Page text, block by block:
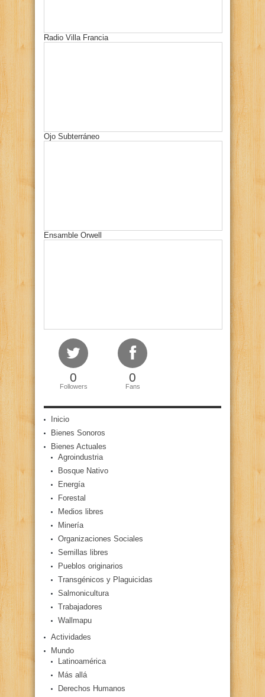
Radio Villa Francia
Ojo Subterráneo
Ensamble Orwell
0
Followers
0
Fans
Inicio
Bienes Sonoros
Bienes Actuales
Agroindustria
Bosque Nativo
Energía
Forestal
Medios libres
Minería
Organizaciones Sociales
Semillas libres
Pueblos originarios
Transgénicos y Plaguicidas
Salmonicultura
Trabajadores
Wallmapu
Actividades
Mundo
Latinoamérica
Más allá
Derechos Humanos